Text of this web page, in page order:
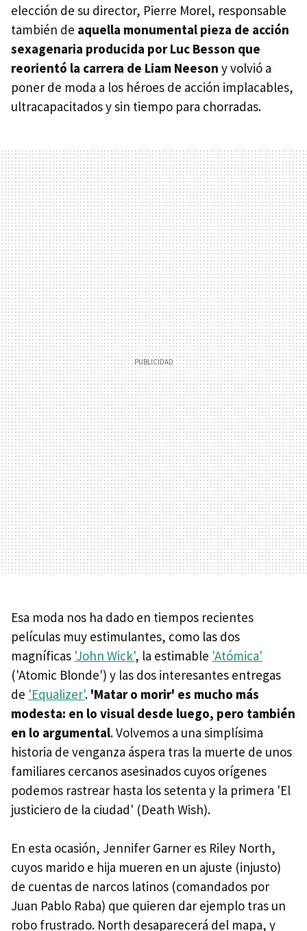
elección de su director, Pierre Morel, responsable
también de aquella monumental pieza de acción
sexagenaria producida por Luc Besson que
reorientó la carrera de Liam Neeson y volvió a
poner de moda a los héroes de acción implacables,
ultracapacitados y sin tiempo para chorradas.
Esa moda nos ha dado en tiempos recientes
películas muy estimulantes, como las dos
magníficas 'John Wick', la estimable 'Atómica'
('Atomic Blonde') y las dos interesantes entregas
de 'Equalizer'. 'Matar o morir' es mucho más
modesta: en lo visual desde luego, pero también
en lo argumental. Volvemos a una simplísima
historia de venganza áspera tras la muerte de unos
familiares cercanos asesinados cuyos orígenes
podemos rastrear hasta los setenta y la primera 'El
justiciero de la ciudad' (Death Wish).
En esta ocasión, Jennifer Garner es Riley North,
cuyos marido e hija mueren en un ajuste (injusto)
de cuentas de narcos latinos (comandados por
Juan Pablo Raba) que quieren dar ejemplo tras un
robo frustrado. North desaparecerá del mapa, y